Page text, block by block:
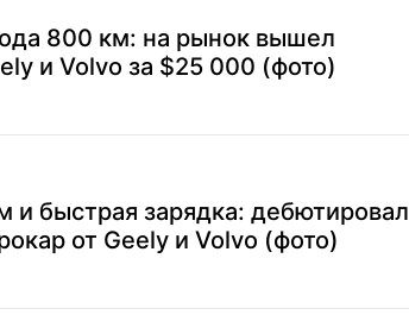
800 км: на рынок вышел
и Volvo за $25 000 (фото)
и быстрая зарядка: дебютировал
от Geely и Volvo (фото)